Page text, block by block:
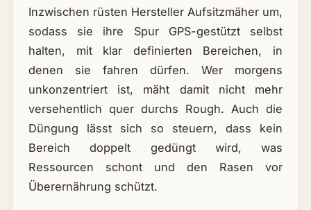
Inzwischen rüsten Hersteller Aufsitzmäher um,
sodass sie ihre Spur GPS-gestützt selbst
halten, mit klar definierten Bereichen, in
denen sie fahren dürfen. Wer morgens
unkonzentriert ist, mäht damit nicht mehr
versehentlich quer durchs Rough. Auch die
Düngung lässt sich so steuern, dass kein
Bereich doppelt gedüngt wird, was
Ressourcen schont und den Rasen vor
Überernährung schützt.